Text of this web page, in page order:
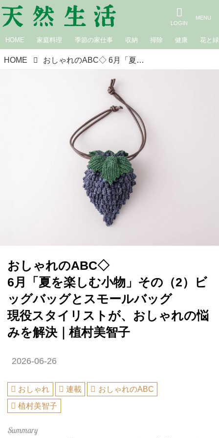
HOME 家庭料理 季節の家仕事 収納 掃除 健康 花と緑
HOME おしゃれのABC◇ 6月「夏を楽しむ小物」その（2）ビッグバッグとスモールバッグ 現役スタイリストが、おしゃれの悩みを解決｜植村美智子
おしゃれのABC◇
6月「夏を楽しむ小物」その（2）ビ
ッグバッグとスモールバッグ
現役スタイリストが、おしゃれの悩
みを解決｜植村美智子
2026-06-26
おしゃれ 連載
おしゃれのABC
植村美智子